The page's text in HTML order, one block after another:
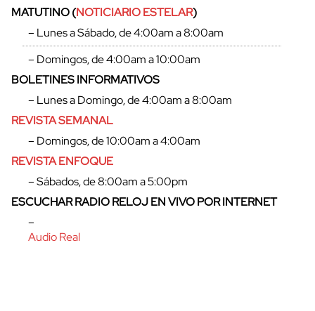
cerrar
MATUTINO (NOTICIARIO ESTELAR)
– Lunes a Sábado, de 4:00am a 8:00am
– Domingos, de 4:00am a 10:00am
BOLETINES INFORMATIVOS
– Lunes a Domingo, de 4:00am a 8:00am
REVISTA SEMANAL
– Domingos, de 10:00am a 4:00am
REVISTA ENFOQUE
– Sábados, de 8:00am a 5:00pm
ESCUCHAR RADIO RELOJ EN VIVO POR INTERNET
–
Audio Real